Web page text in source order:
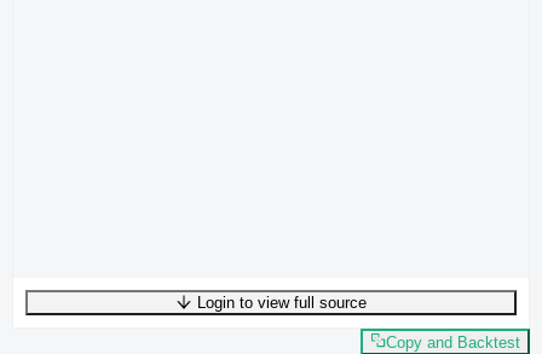
UTF-8294 bytes49 words0 linesLn 1,Col 0
Login to view full source
Copy and Backtest